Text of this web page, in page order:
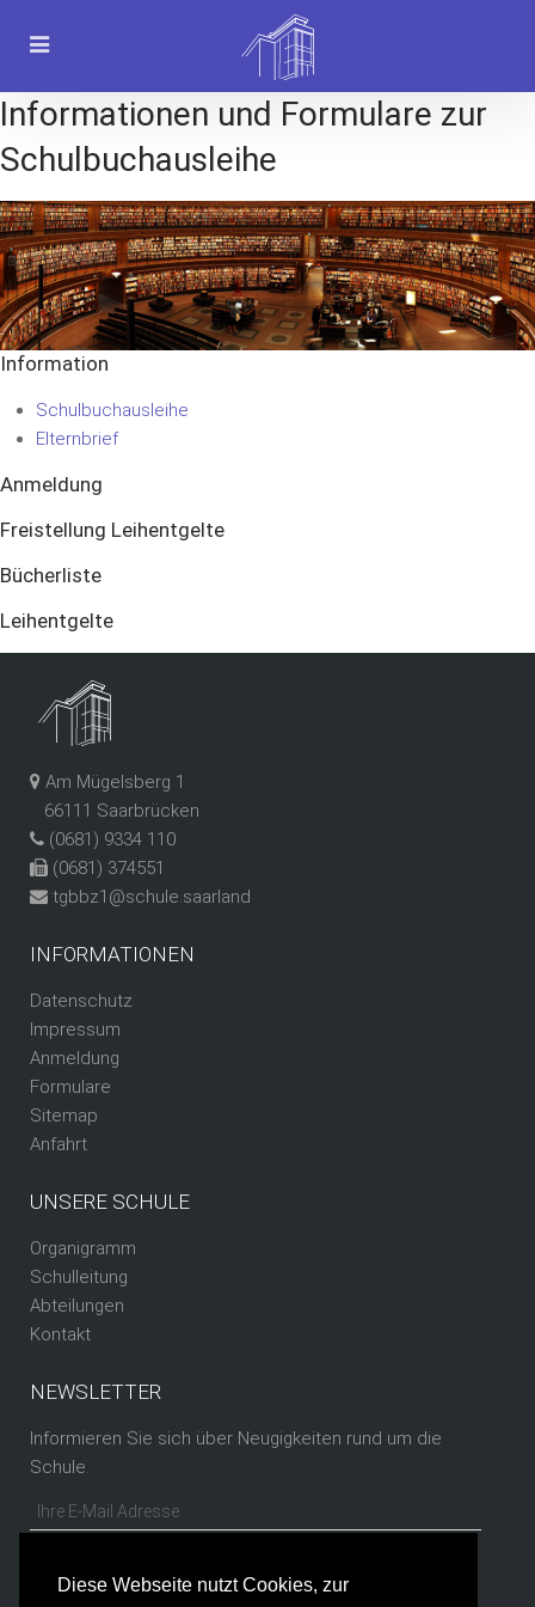
Diese Webseite nutzt Cookies, zur
Informationen und Formulare zur
Schulbuchausleihe
Information
Schulbuchausleihe
Elternbrief
Anmeldung
Freistellung Leihentgelte
Bücherliste
Leihentgelte
Am Mügelsberg 1
66111 Saarbrücken
(0681) 9334 110
(0681) 374551
tgbbz1@schule.saarland
INFORMATIONEN
Datenschutz
Impressum
Anmeldung
Formulare
Sitemap
Anfahrt
UNSERE SCHULE
Organigramm
Schulleitung
Abteilungen
Kontakt
NEWSLETTER
Informieren Sie sich über Neugigkeiten rund um die
Schule.